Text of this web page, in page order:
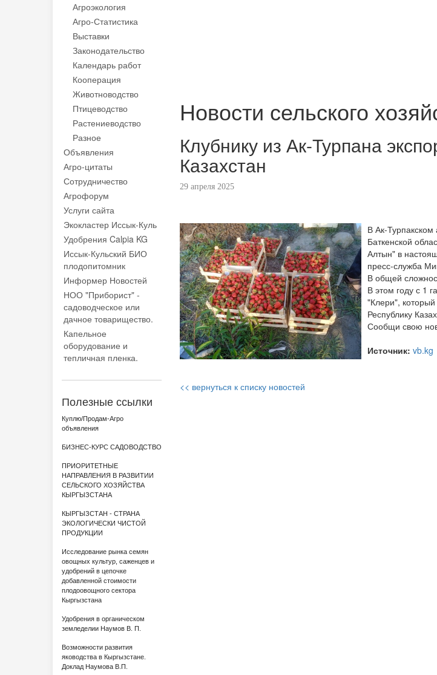
Агроэкология
Агро-Статистика
Выставки
Законодательство
Календарь работ
Кооперация
Животноводство
Птицеводство
Растениеводство
Разное
Объявления
Агро-цитаты
Сотрудничество
Агрофорум
Услуги сайта
Экокластер Иссык-Куль
Удобрения Calpia KG
Иссык-Кульский БИО
плодопитомник
Информер Новостей
НОО "Приборист" -
садоводческое или
дачное товарищество.
Капельное
оборудование и
тепличная пленка.
Полезные ссылки
Куплю/Продам-Агро
объявления
БИЗНЕС-КУРС САДОВОДСТВО
ПРИОРИТЕТНЫЕ
НАПРАВЛЕНИЯ В РАЗВИТИИ
СЕЛЬСКОГО ХОЗЯЙСТВА
КЫРГЫЗСТАНА
КЫРГЫЗСТАН - СТРАНА
ЭКОЛОГИЧЕСКИ ЧИСТОЙ
ПРОДУКЦИИ
Исследование рынка семян
овощных культур, саженцев и
удобрений в цепочке
добавленной стоимости
плодоовощного сектора
Кыргызстана
Удобрения в органическом
земледелии Наумов В. П.
Возможности развития
яководства в Кыргызстане.
Доклад Наумова В.П.
Новости сельского
Клубнику из Ак-Турпана
Казахстан
29 апреля 2025
В Ак-
Баткенской
Алтын" в
пресс-служба
В общей
В этом году с 1
"Клери",
Республику
Сообщи свою
Источник: vb.kg
<< вернуться к списку новостей